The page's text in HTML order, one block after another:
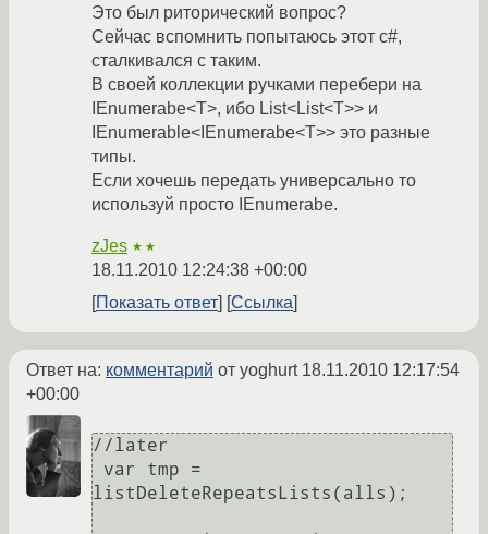
Это был риторический вопрос?
Сейчас вспомнить попытаюсь этот c#,
сталкивался с таким.
В своей коллекции ручками перебери на
IEnumerabe<T>, ибо List<List<T>> и
IEnumerable<IEnumerabe<T>> это разные
типы.
Если хочешь передать универсально то
используй просто IEnumerabe.
zJes ★★
18.11.2010 12:24:38 +00:00
Показать ответ
Ссылка
Ответ на: комментарий от yoghurt 18.11.2010 12:17:54
+00:00
//later
listDeleteRepeatsLists(alls);